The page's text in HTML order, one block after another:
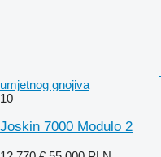
umjetnog gnojiva
10
Joskin 7000 Modulo 2